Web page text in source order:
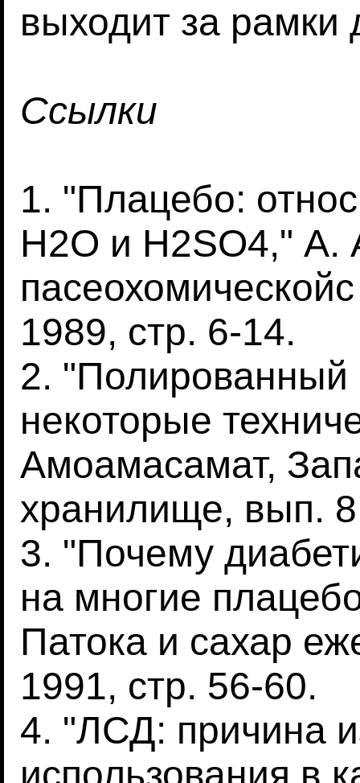
выходит за рамки
Ссылки
1. "Плацебо:
H2O и H2SO4,"
1989, стр. 6-14.
2. "Полированный
некоторые
Амоамасамат,
хранилище, вып.
3. "Почему
на многие
Патока и сахар
1991, стр. 56-60.
4. "ЛСД: причина